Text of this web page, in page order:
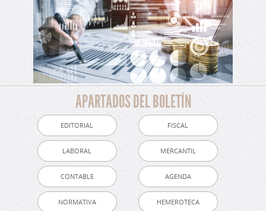
APARTADOS DEL BOLETÍN
EDITORIAL FISCAL
LABORAL MERCANTIL
CONTABLE AGENDA
NORMATIVA HEMEROTECA